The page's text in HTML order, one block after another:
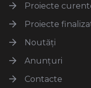
Proiecte
Proiecte
Noutăți
Anunțuri
Contacte